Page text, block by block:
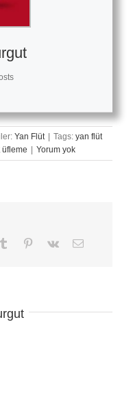
Yan Flüt | Tags: yan flüt
üfleme | Yorum yok
Tumblr Pinterest
Vk
E-